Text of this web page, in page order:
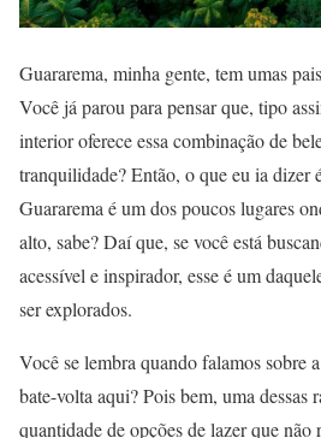
Guararema, minha gente, tem umas
Você já parou para pensar que, tipo
interior oferece essa combinação de
tranquilidade? Então, o que eu ia
Guararema é um dos poucos lugares
alto, sabe? Daí que, se você está
acessível e inspirador, esse é um
ser explorados.
Você se lembra quando falamos sobre
bate-volta aqui? Pois bem, uma dessas
quantidade de opções de lazer que